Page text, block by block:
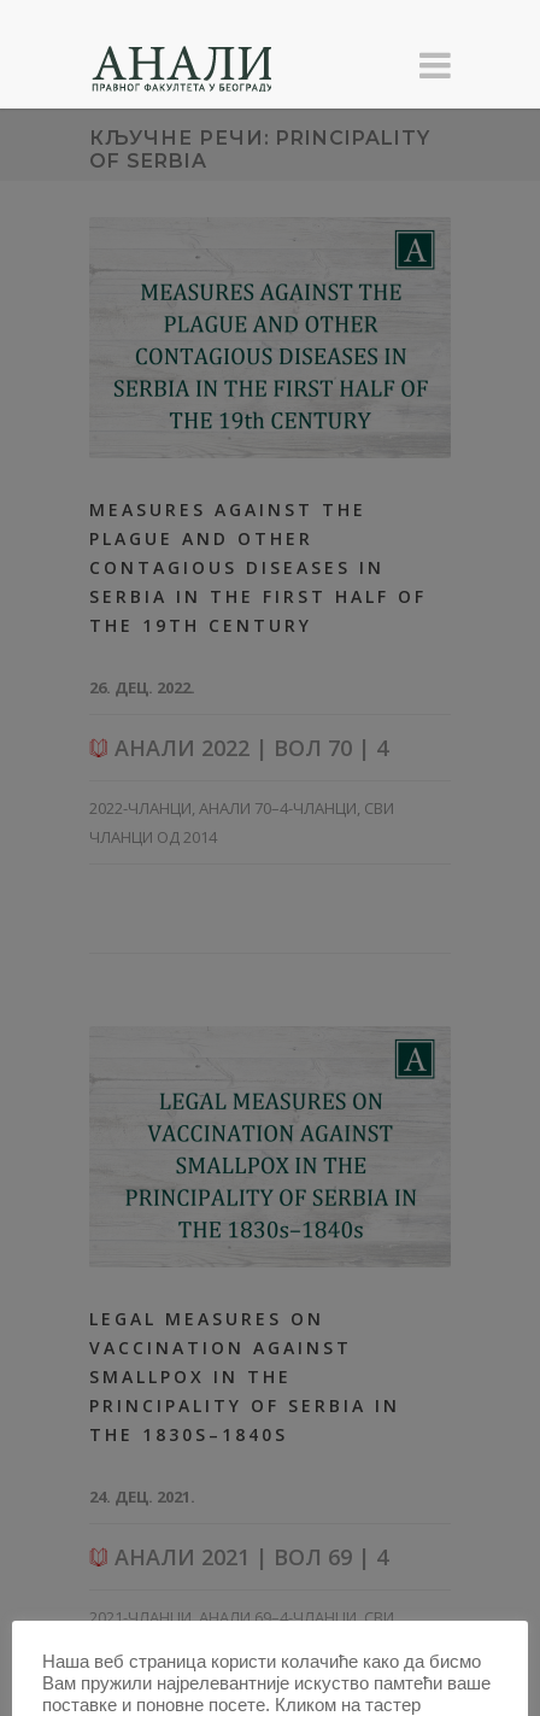
КЉУЧНЕ РЕЧИ: PRINCIPALITY
OF SERBIA
MEASURES AGAINST THE
PLAGUE AND OTHER
CONTAGIOUS DISEASES IN
SERBIA IN THE FIRST HALF OF
THE 19TH CENTURY
26. ДЕЦ. 2022.
АНАЛИ 2022 | ВОЛ 70 | 4
2022-ЧЛАНЦИ, АНАЛИ 70–4-ЧЛАНЦИ, СВИ
ЧЛАНЦИ ОД 2014
LEGAL MEASURES ON
VACCINATION AGAINST
SMALLPOX IN THE
PRINCIPALITY OF SERBIA IN
THE 1830S–1840S
24. ДЕЦ. 2021.
АНАЛИ 2021 | ВОЛ 69 | 4
2021-ЧЛАНЦИ,АНАЛИ 69–4-ЧЛАНЦИ,СВИ
Наша веб страница користи колачиће како да бисмо
Вам пружили најрелевантније искуство памтећи ваше
поставке и поновне посете. Кликом на тастер